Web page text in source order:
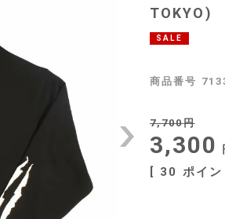
TOKYO)
SALE
商品番号
7,700
3,300
[ 30 ポイ